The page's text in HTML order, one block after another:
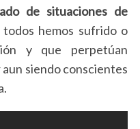
de situaciones de
hemos sufrido o
y que perpetúan
siendo conscientes